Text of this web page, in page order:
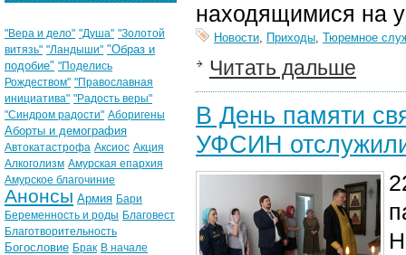
находящимися на
Новости, Приходы, Тюремное
Читать дальше
В День памяти
УФСИН
"Вера и дело" "Душа" "Золотой
витязь" "Ландыши" "Образ и
подобие" "Поделись
Рождеством" "Православная
инициатива" "Радость веры"
"Синдром радости" Аборигены
Аборты и демография
Автокатастрофа Аксиос Акция
Алкоголизм Амурская епархия
Амурское благочиние
Анонсы Армия Бари
Беременность и роды Благовест
Благотворительность
Богословие Брак В начале